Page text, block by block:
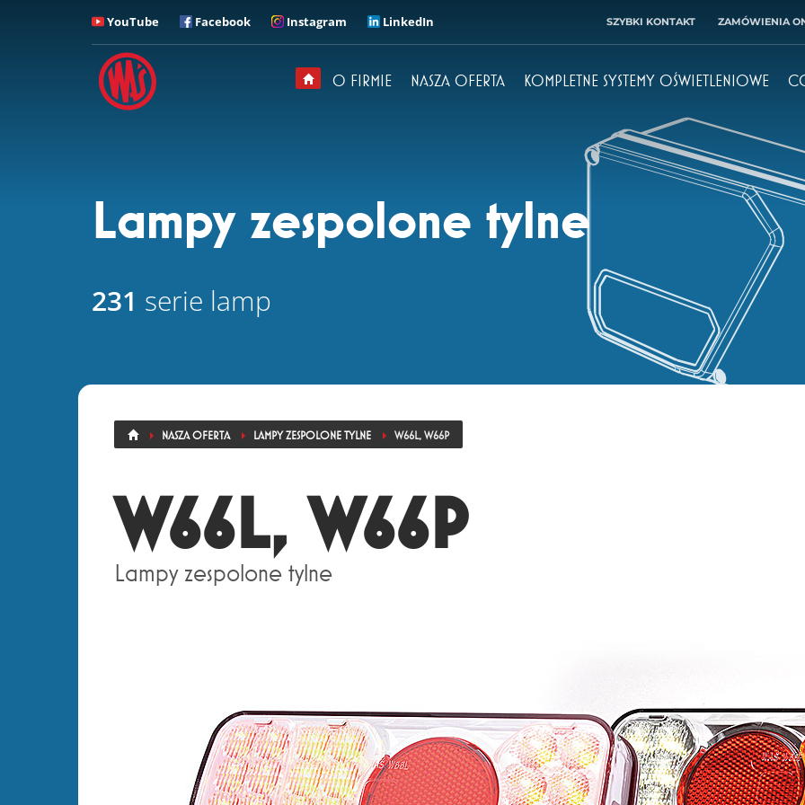
ZADZWOŃ
Z kim chciałbyś u nas
rozmawiać?
Sekretariat
Dyrektor
Księgowość
SZYBKI KONTAKT ZAMÓWIENIA
YouTube Facebook Instagram LinkedIn
O FIRMIE NASZA OFERTA KOMPLETNE SYSTEMY OŚWIETLENIOWE
Lampy zespolone tylne
231 serie lamp
NASZA OFERTA LAMPY ZESPOLONE TYLNE W66L, W66P
W66L, W66P
Lampy zespolone tylne